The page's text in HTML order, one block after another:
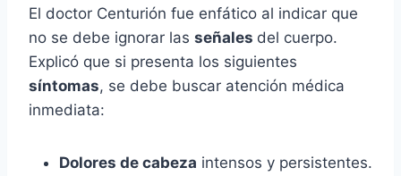
El doctor Centurión fue enfático al indicar que
no se debe ignorar las señales del cuerpo.
Explicó que si presenta los siguientes
síntomas, se debe buscar atención médica
inmediata:
Dolores de cabeza intensos y persistentes.